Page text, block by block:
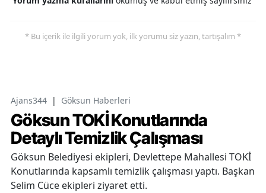
* Bu içerik ile ilgili yorum yok, ilk yorumu siz yazın, tartışalım *
Ajans344 | Göksun Haberleri
Göksun TOKİ Konutlarında
Detaylı Temizlik Çalışması
Göksun Belediyesi ekipleri, Devlettepe Mahallesi TOKİ
Konutlarında kapsamlı temizlik çalışması yaptı. Başkan
Selim Cüce ekipleri ziyaret etti.